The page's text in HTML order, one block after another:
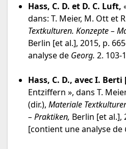
Hass, C. D. et D. C. Luft,
dans: T. Meier, M. Ott et
Textkulturen. Konzepte –
Berlin [et al.], 2015, p.
analyse de Georg. 2. 103-
Hass, C. D., avec I.
Entziffern », dans T.
(dir.), Materiale
– Praktiken, Berlin [et al.],
[contient une analyse de